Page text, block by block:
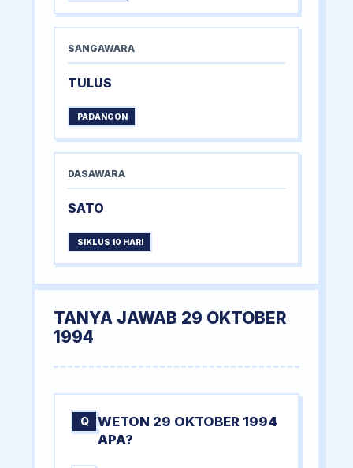
SANGAWARA
TULUS
PADANGON
DASAWARA
SATO
SIKLUS 10 HARI
TANYA JAWAB 29 OKTOBER
1994
Q
WETON 29 OKTOBER 1994
APA?